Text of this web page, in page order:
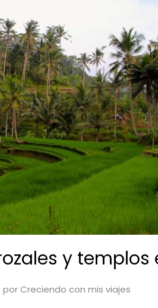
y templos
porCreciendo con mis viajes